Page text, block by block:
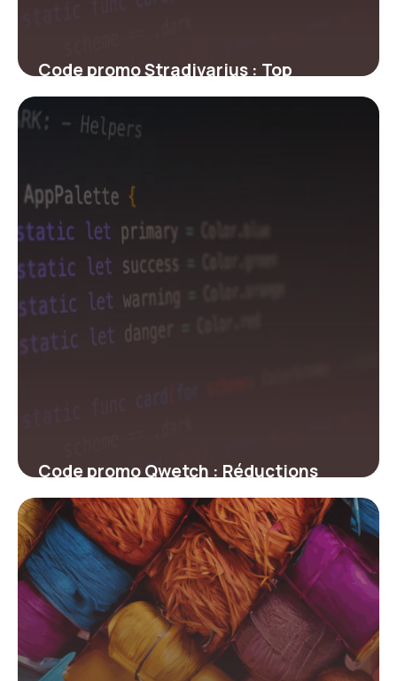
Code promo Stradivarius : Top
réductions
23 février 2026
Code promo Qwetch : Réductions
2026
14 février 2026